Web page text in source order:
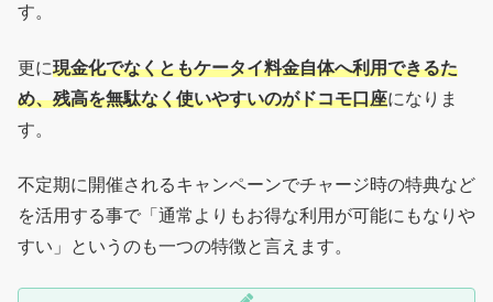
す。
更に現金化でなくともケータイ料金自体へ利用できるた
め、残高を無駄なく使いやすいのがドコモ口座になりま
す。
不定期に開催されるキャンペーンでチャージ時の特典など
を活用する事で「通常よりもお得な利用が可能にもなりや
すい」というのも一つの特徴と言えます。